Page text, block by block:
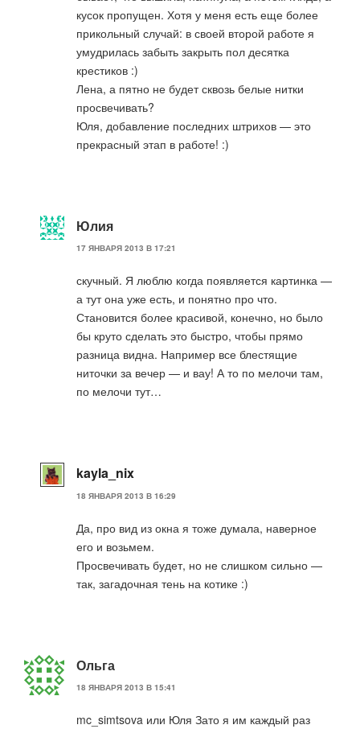
кусок пропущен. Хотя у меня есть еще более
прикольный случай: в своей второй работе я
умудрилась забыть закрыть пол десятка
крестиков :)
Лена, а пятно не будет сквозь белые нитки
просвечивать?
Юля, добавление последних штрихов — это
прекрасный этап в работе! :)
Юлия
17 ЯНВАРЯ 2013 В 17:21
скучный. Я люблю когда появляется картинка —
а тут она уже есть, и понятно про что.
Становится более красивой, конечно, но было
бы круто сделать это быстро, чтобы прямо
разница видна. Например все блестящие
ниточки за вечер — и вау! А то по мелочи там,
по мелочи тут…
kayla_nix
18 ЯНВАРЯ 2013 В 16:29
Да, про вид из окна я тоже думала, наверное
его и возьмем.
Просвечивать будет, но не слишком сильно —
так, загадочная тень на котике :)
Ольга
18 ЯНВАРЯ 2013 В 15:41
mc_simtsova или Юля Зато я им каждый раз